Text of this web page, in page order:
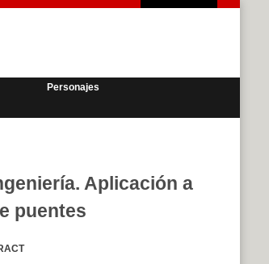
Personajes
Aplicación a
puentes